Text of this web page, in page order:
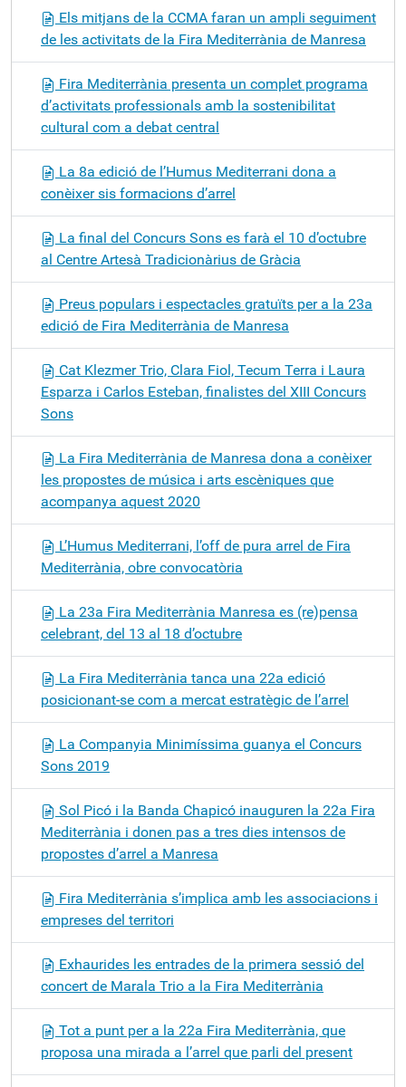
Els mitjans de la CCMA faran un ampli seguiment
de les activitats de la Fira Mediterrània de Manresa
Fira Mediterrània presenta un complet programa
d’activitats professionals amb la sostenibilitat
cultural com a debat central
La 8a edició de l’Humus Mediterrani dona a
conèixer sis formacions d’arrel
La final del Concurs Sons es farà el 10 d’octubre
al Centre Artesà Tradicionàrius de Gràcia
Preus populars i espectacles gratuïts per a la 23a
edició de Fira Mediterrània de Manresa
Cat Klezmer Trio, Clara Fiol, Tecum Terra i Laura
Esparza i Carlos Esteban, finalistes del XIII Concurs
Sons
La Fira Mediterrània de Manresa dona a conèixer
les propostes de música i arts escèniques que
acompanya aquest 2020
L’Humus Mediterrani, l’off de pura arrel de Fira
Mediterrània, obre convocatòria
La 23a Fira Mediterrània Manresa es (re)pensa
celebrant, del 13 al 18 d’octubre
La Fira Mediterrània tanca una 22a edició
posicionant-se com a mercat estratègic de l’arrel
La Companyia Minimíssima guanya el Concurs
Sons 2019
Sol Picó i la Banda Chapicó inauguren la 22a Fira
Mediterrània i donen pas a tres dies intensos de
propostes d’arrel a Manresa
Fira Mediterrània s’implica amb les associacions i
empreses del territori
Exhaurides les entrades de la primera sessió del
concert de Marala Trio a la Fira Mediterrània
Tot a punt per a la 22a Fira Mediterrània, que
proposa una mirada a l’arrel que parli del present